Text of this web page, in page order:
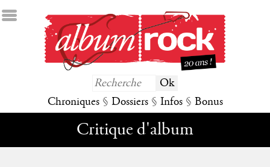
Chroniques § Dossiers § Infos § Bonus
Critique d'album